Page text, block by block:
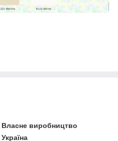
Власне виробництво
Україна